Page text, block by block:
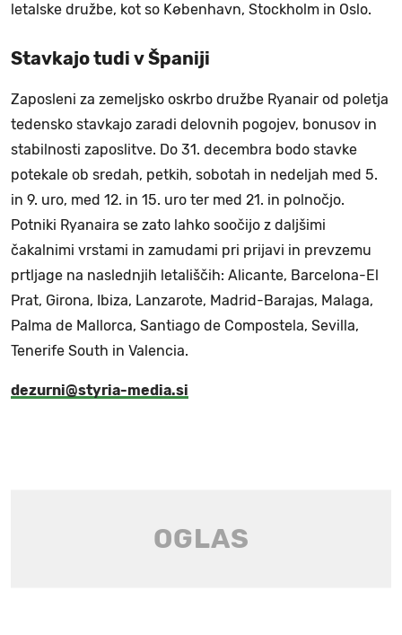
letalske družbe, kot so København, Stockholm in Oslo.
Stavkajo tudi v Španiji
Zaposleni za zemeljsko oskrbo družbe Ryanair od poletja
tedensko stavkajo zaradi delovnih pogojev, bonusov in
stabilnosti zaposlitve. Do 31. decembra bodo stavke
potekale ob sredah, petkih, sobotah in nedeljah med 5.
in 9. uro, med 12. in 15. uro ter med 21. in polnočjo.
Potniki Ryanaira se zato lahko soočijo z daljšimi
čakalnimi vrstami in zamudami pri prijavi in ​​prevzemu
prtljage na naslednjih letališčih: Alicante, Barcelona-El
Prat, Girona, Ibiza, Lanzarote, Madrid-Barajas, Malaga,
Palma de Mallorca, Santiago de Compostela, Sevilla,
Tenerife South in Valencia.
dezurni@styria-media.si